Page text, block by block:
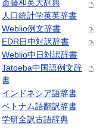
斎藤和英大辞典
人口統計学英英辞書
Weblio例文辞書
EDR日中対訳辞書
Weblio中日対訳辞書
Tatoeba中国語例文辞
書
インドネシア語辞書
ベトナム語翻訳辞書
学研全訳古語辞典